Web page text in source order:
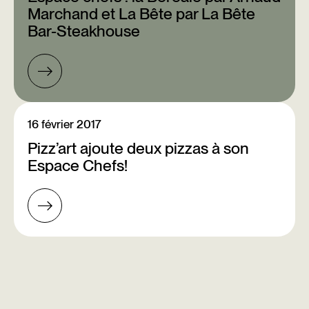
Marchand et La Bête par La Bête
Bar-Steakhouse
Pizz’art ajoute deux pizzas à son
Espace Chefs!
16 février 2017